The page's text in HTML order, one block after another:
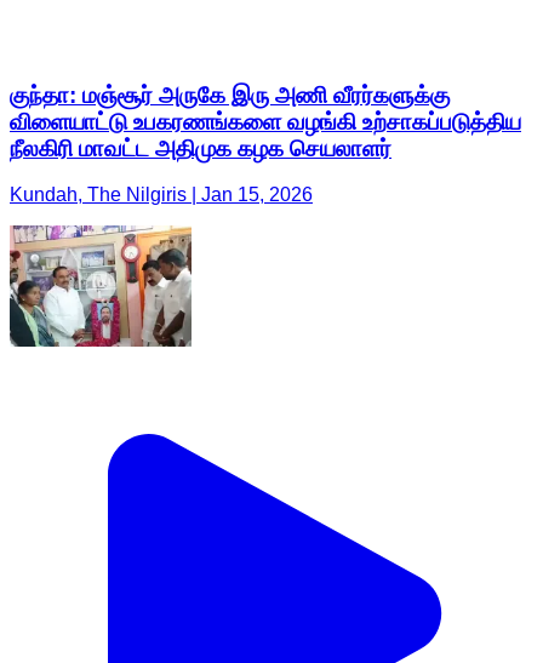
குந்தா: மஞ்சூர் அருகே இரு அணி வீரர்களுக்கு
விளையாட்டு உபகரணங்களை வழங்கி உற்சாகப்படுத்திய
நீலகிரி மாவட்ட அதிமுக கழக செயலாளர்
Kundah, The Nilgiris | Jan 15, 2026